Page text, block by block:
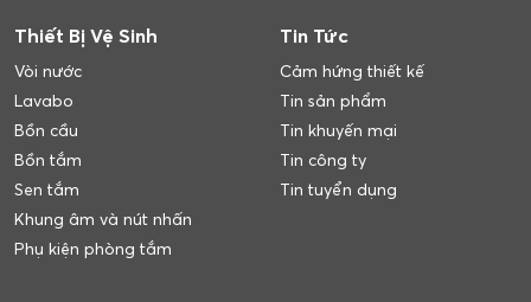
Thiết Bị Vệ Sinh
Vòi nước
Lavabo
Bồn cầu
Bồn tắm
Sen tắm
Khung âm và nút nhấn
Phụ kiện phòng tắm
Tin Tức
Cảm hứng thiết kế
Tin sản phẩm
Tin khuyến mại
Tin công ty
Tin tuyển dụng